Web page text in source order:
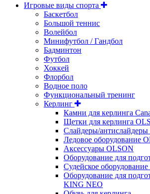
Игровые виды спорта
Баскетбол
Большой теннис
Волейбол
Минифутбол / Гандбол
Бадминтон
Футбол
Хоккей
Флорбол
Водное поло
Функциональный тренинг
Керлинг
Камни для керлинга
Щетки для керлинга
Слайдеры/
Ледовое оборудование
Аксессуары OLSON
Оборудование для
Судейское
Оборудование для
KING NEO